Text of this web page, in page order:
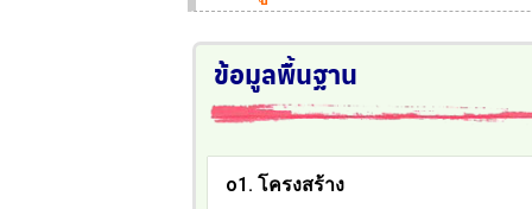
ข้อมูลพื้นฐาน
o1. โครงสร้าง